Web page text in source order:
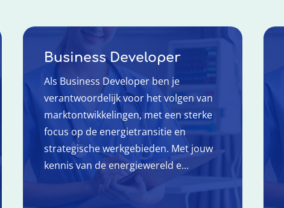
Business Developer
Als Business Developer ben je
verantwoordelijk voor het volgen van
marktontwikkelingen, met een sterke
focus op de energietransitie en
strategische werkgebieden. Met jouw
kennis van de energiewereld e...